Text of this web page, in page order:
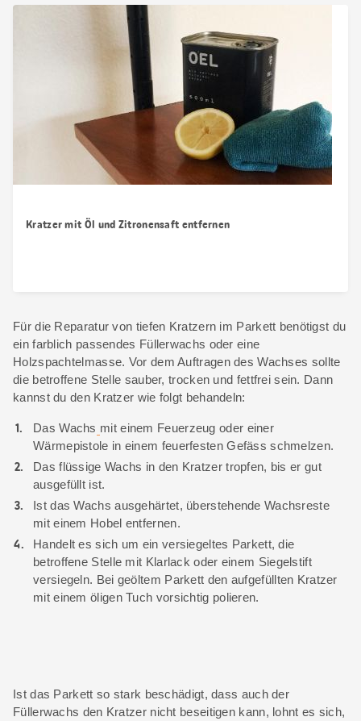
Kratzer mit Öl und Zitronensaft entfernen
Für die Reparatur von tiefen Kratzern im Parkett benötigst du
ein farblich passendes Füllerwachs oder eine
Holzspachtelmasse. Vor dem Auftragen des Wachses sollte
die betroffene Stelle sauber, trocken und fettfrei sein. Dann
kannst du den Kratzer wie folgt behandeln:
Das Wachs mit einem Feuerzeug oder einer
Wärmepistole in einem feuerfesten Gefäss schmelzen.
Das flüssige Wachs in den Kratzer tropfen, bis er gut
ausgefüllt ist.
Ist das Wachs ausgehärtet, überstehende Wachsreste
mit einem Hobel entfernen.
Handelt es sich um ein versiegeltes Parkett, die
betroffene Stelle mit Klarlack oder einem Siegelstift
versiegeln. Bei geöltem Parkett den aufgefüllten Kratzer
mit einem öligen Tuch vorsichtig polieren.
Ist das Parkett so stark beschädigt, dass auch der
Füllerwachs den Kratzer nicht beseitigen kann, lohnt es sich,